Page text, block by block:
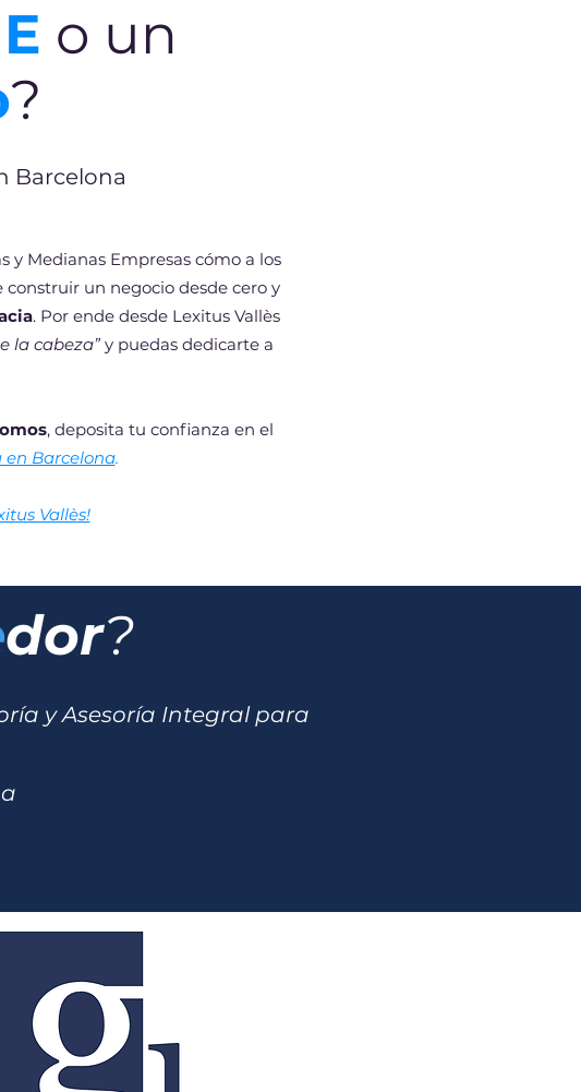
o un
?
Barcelona
y Medianas Empresas cómo a los
un negocio desde cero y
. Por ende desde Lexitus Vallès
la cabeza”y puedas dedicarte a
, deposita tu confianza en el
en Barcelona.
Vallès!
dor?
y Asesoría Integral para